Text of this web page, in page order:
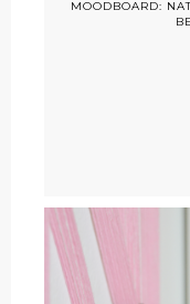
MOODBOARD: